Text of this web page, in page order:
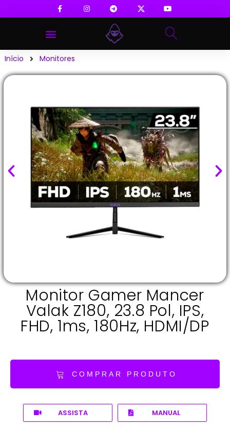
Início Monitores
Monitor Gamer Mancer
Valak Z180, 23.8 Pol, IPS,
FHD, 1ms, 180Hz, HDMI/DP
COMPRAR PRODUTO
ASSISTA MANUAL